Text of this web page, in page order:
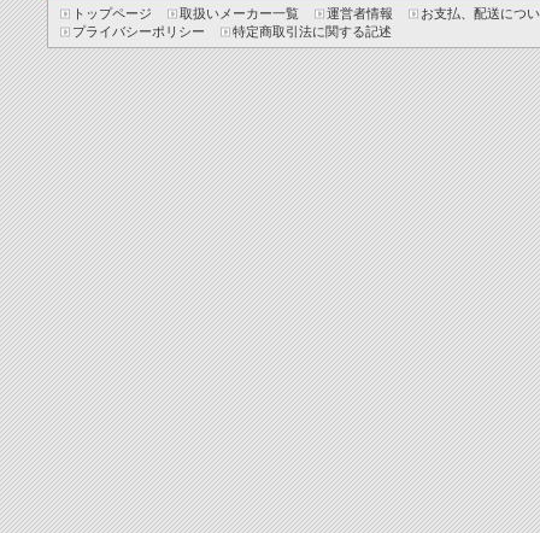
トップページ 取扱いメーカー一覧 運営者情報
お支払、配送につ
プライバシーポリシー
特定商取引法に関する記述